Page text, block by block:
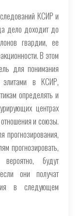
КСИР и
дело доходит до
гвардии, ее
В этом
для понимания
элитами в КСИР,
определять и
центрах
и союзы.
прогнозирования,
прогнозировать,
вероятно, будут
они получат
в следующем